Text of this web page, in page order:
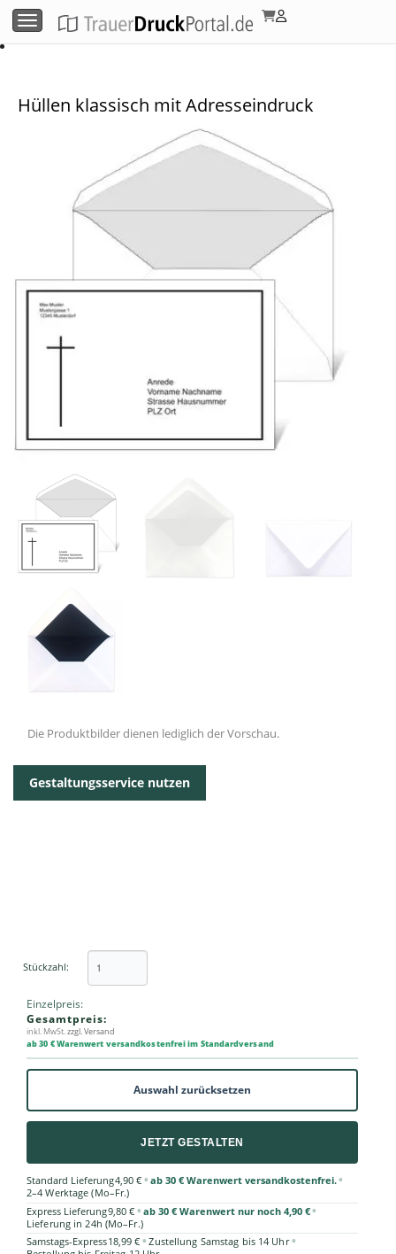
Menü umschalten
Hüllen klassisch mit Adresseindruck
Die Produktbilder dienen lediglich der Vorschau.
Gestaltungsservice nutzen
Stückzahl:
Einzelpreis:
Gesamtpreis:
inkl. MwSt. zzgl. Versand
ab 30 € Warenwert versandkostenfrei im Standardversand
Auswahl zurücksetzen
JETZT GESTALTEN
Standard Lieferung4,90 € • ab 30 € Warenwert versandkostenfrei.•
2–4 Werktage (Mo–Fr.)
Express Lieferung9,80 € • ab 30 € Warenwert nur noch 4,90 €•
Lieferung in 24h (Mo–Fr.)
Samstags-Express18,99 € • Zustellung Samstag bis 14 Uhr •